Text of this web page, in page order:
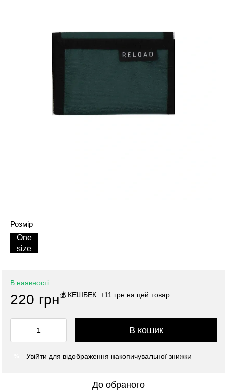
Розмір
One
size
В наявності
220 грн💰 КЕШБЕК: +11 грн на цей товар
В кошик
Увійти для відображення накопичувальної знижки
До обраного